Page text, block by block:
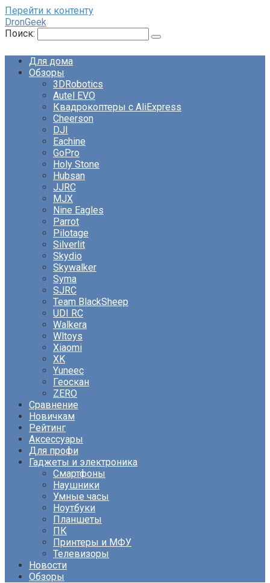
Перейти к контенту
DronGeek
Поиск:
Для дома
Обзоры
3DRobotics
Autel EVO
Квадрокоптеры с AliExpress
Cheerson
DJI
Eachine
GoPro
Holy Stone
Hubsan
JJRC
MJX
Nine Eagles
Parrot
Pilotage
Silverlit
Skydio
Skywalker
Syma
SJRC
Team BlackSheep
UDI RC
Walkera
Wltoys
Xiaomi
XK
Yuneec
Геоскан
ZERO
Сравнение
Новичкам
Рейтинг
Аксессуары
Для профи
Гаджеты и электроника
Смартфоны
Наушники
Умные часы
Ноутбуки
Планшеты
ПК
Принтеры и МФУ
Телевизоры
Новости
Обзоры